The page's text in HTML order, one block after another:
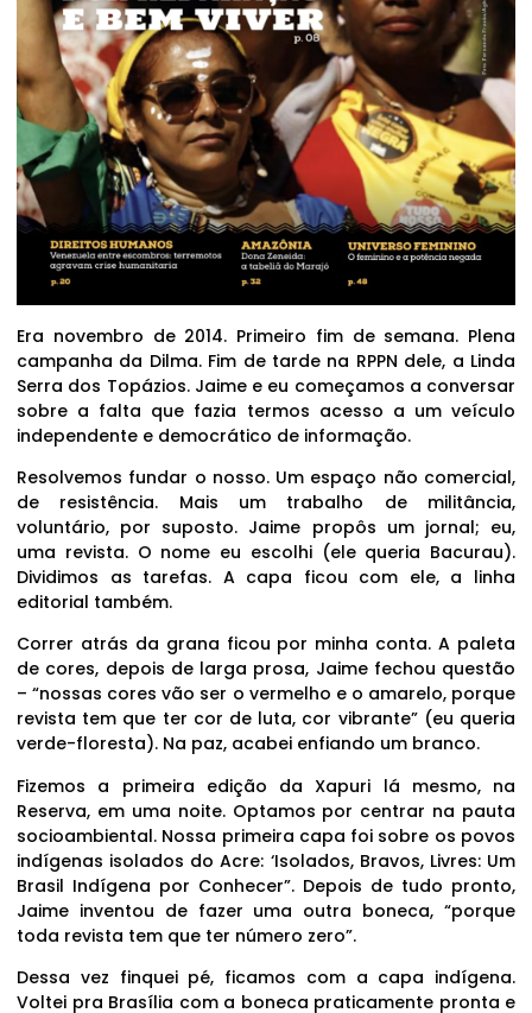
Era novembro de 2014. Primeiro fim de semana. Plena
campanha da Dilma. Fim de tarde na RPPN dele, a Linda
Serra dos Topázios. Jaime e eu começamos a conversar
sobre a falta que fazia termos acesso a um veículo
independente e democrático de informação.
Resolvemos fundar o nosso. Um espaço não comercial,
de resistência. Mais um trabalho de militância,
voluntário, por suposto. Jaime propôs um jornal; eu,
uma revista. O nome eu escolhi (ele queria Bacurau).
Dividimos as tarefas. A capa ficou com ele, a linha
editorial também.
Correr atrás da grana ficou por minha conta. A paleta
de cores, depois de larga prosa, Jaime fechou questão
– “nossas cores vão ser o vermelho e o amarelo, porque
revista tem que ter cor de luta, cor vibrante” (eu queria
verde-floresta). Na paz, acabei enfiando um branco.
Fizemos a primeira edição da Xapuri lá mesmo, na
Reserva, em uma noite. Optamos por centrar na pauta
socioambiental. Nossa primeira capa foi sobre os povos
indígenas isolados do Acre: ‘Isolados, Bravos, Livres: Um
Brasil Indígena por Conhecer”. Depois de tudo pronto,
Jaime inventou de fazer uma outra boneca, “porque
toda revista tem que ter número zero”.
Dessa vez finquei pé, ficamos com a capa indígena.
Voltei pra Brasília com a boneca praticamente pronta e